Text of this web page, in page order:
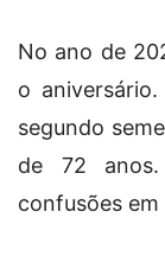
No ano de
o
segundo
de 72 anos.
confusões